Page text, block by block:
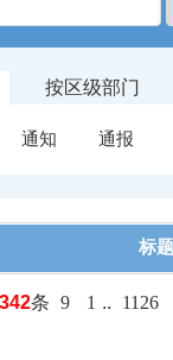
按区级部门
通知 通报
标题
条 9 1 .. 1126